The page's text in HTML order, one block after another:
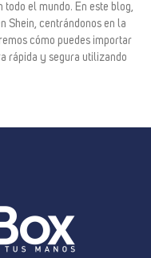
el mundo. En este blog,
Shein, centrándonos en la
cómo puedes importar
rápida y segura utilizando